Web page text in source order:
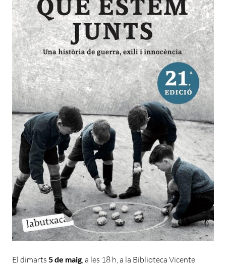
El dimarts 5 de maig, a les 18 h, a la Biblioteca Vicente